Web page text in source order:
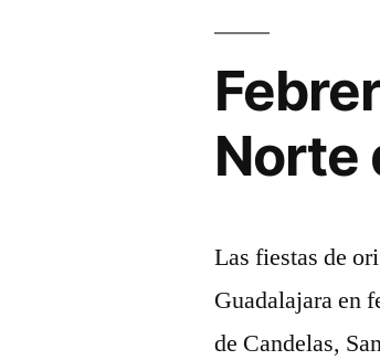
Norte
Las fiestas de
Guadalajara en
de Candelas,